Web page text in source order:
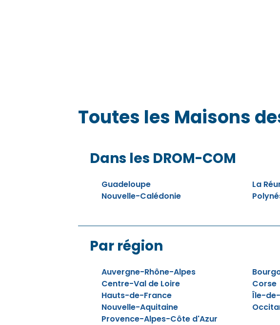
Toutes les Maisons
Dans les DROM-COM
Guadeloupe La
Nouvelle-Calédonie
Par région
Auvergne-Rhône-Alpes
Centre-Val de Loire
Corse
Hauts-de-France
Île-
Nouvelle-Aquitaine
Provence-Alpes-Côte d'Azur